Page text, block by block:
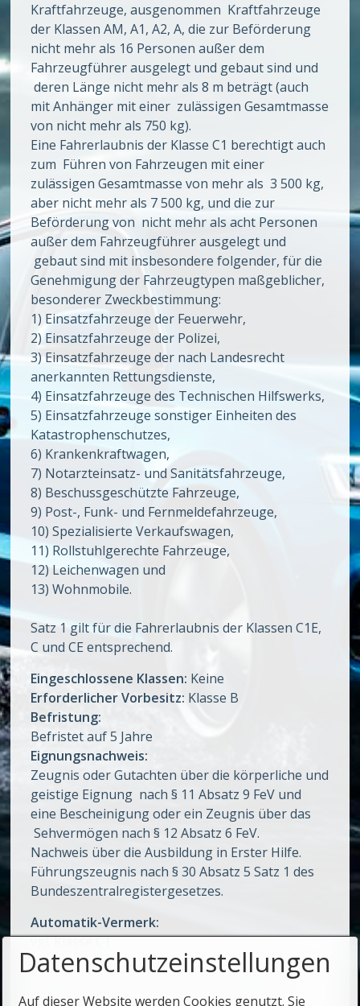
Kraftfahrzeuge, ausgenommen Kraftfahrzeuge
der Klassen AM, A1, A2, A, die zur Beförderung
nicht mehr als 16 Personen außer dem
Fahrzeugführer ausgelegt und gebaut sind und
deren Länge nicht mehr als 8 m beträgt (auch
mit Anhänger mit einer zulässigen Gesamtmasse
von nicht mehr als 750 kg).
Eine Fahrerlaubnis der Klasse C1 berechtigt auch
zum Führen von Fahrzeugen mit einer
zulässigen Gesamtmasse von mehr als 3 500 kg,
aber nicht mehr als 7 500 kg, und die zur
Beförderung von nicht mehr als acht Personen
außer dem Fahrzeugführer ausgelegt und
gebaut sind mit insbesondere folgender, für die
Genehmigung der Fahrzeugtypen maßgeblicher,
besonderer Zweckbestimmung:
1) Einsatzfahrzeuge der Feuerwehr,
2) Einsatzfahrzeuge der Polizei,
3) Einsatzfahrzeuge der nach Landesrecht
anerkannten Rettungsdienste,
4) Einsatzfahrzeuge des Technischen Hilfswerks,
5) Einsatzfahrzeuge sonstiger Einheiten des
Katastrophenschutzes,
6) Krankenkraftwagen,
7) Notarzteinsatz- und Sanitätsfahrzeuge,
8) Beschussgeschützte Fahrzeuge,
9) Post-, Funk- und Fernmeldefahrzeuge,
10) Spezialisierte Verkaufswagen,
11) Rollstuhlgerechte Fahrzeuge,
12) Leichenwagen und
13) Wohnmobile.
Satz 1 gilt für die Fahrerlaubnis der Klassen C1E,
C und CE entsprechend.
Eingeschlossene Klassen: Keine
Erforderlicher Vorbesitz: Klasse B
Befristung:
Befristet auf 5 Jahre
Eignungsnachweis:
Zeugnis oder Gutachten über die körperliche und
geistige Eignung nach § 11 Absatz 9 FeV und
eine Bescheinigung oder ein Zeugnis über das
Sehvermögen nach § 12 Absatz 6 FeV.
Nachweis über die Ausbildung in Erster Hilfe.
Führungszeugnis nach § 30 Absatz 5 Satz 1 des
Bundeszentralregistergesetzes.
Automatik-Vermerk:
vgl. Klasse C1
Quelle: FeV vom 13.12.2010 (BGBl. Nr. 65, S. 1980), zuletzt
geändert durch Verordnung vom 21.12.2016 (BGBl Nr. 64, S.
Datenschutzeinstellungen
Auf dieser Website werden Cookies genutzt. Sie